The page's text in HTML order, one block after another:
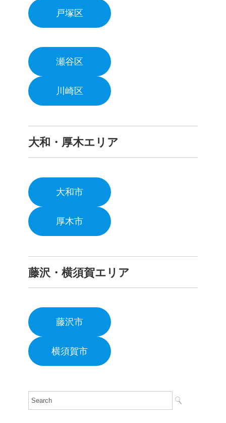
戸塚区
瀬谷区
川崎区
大和・厚木エリア
大和市
厚木市
藤沢・横須賀エリア
藤沢市
横須賀市